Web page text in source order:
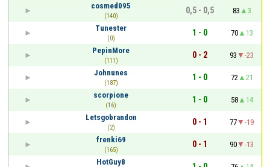
cosmed095
(140)
0,5 - 0,5 83
3
Tunester
(0)
1 - 0 70
13
PepinMore
(111)
0 - 2 93
-23
Johnunes
(187)
1 - 0 72
21
scorpione
(16)
1 - 0 58
14
Letsgobrandon
(2)
0 - 1 77
-19
frenki69
(165)
0 - 1 90
-13
HotGuy8